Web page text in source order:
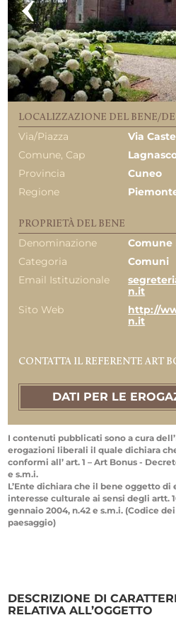
LOCALIZZAZIONE DEL BENE/
Via/Piazza
Via
Comune, Cap
Provincia
Cuneo
Regione
PROPRIETÀ DEL BENE
Denominazione
Comune
Categoria
Comuni
Email Istituzionale
n.it
Sito Web
http://
n.it
CONTATTA IL REFERENTE ART
DATI PER LE
I contenuti pubblicati sono a cura
erogazioni liberali il quale dichiara
conformi all’ art. 1 – Art Bonus -
e s.m.i.
L’Ente dichiara che il bene oggetto
interesse culturale ai sensi degli artt.
gennaio 2004, n.42 e s.m.i. (Codice
paesaggio)
DESCRIZIONE DI
RELATIVA ALL’OGGETTO